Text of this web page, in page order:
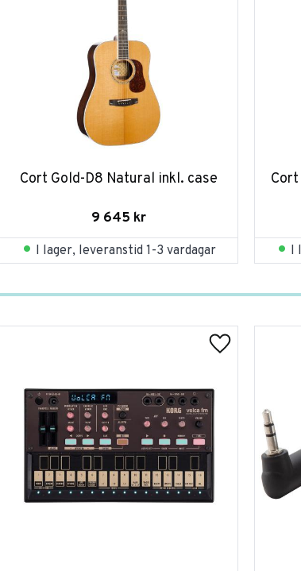
Cort Gold-D8 Natural inkl. case
9 645 kr
I lager, leveranstid 1-3 vardagar I